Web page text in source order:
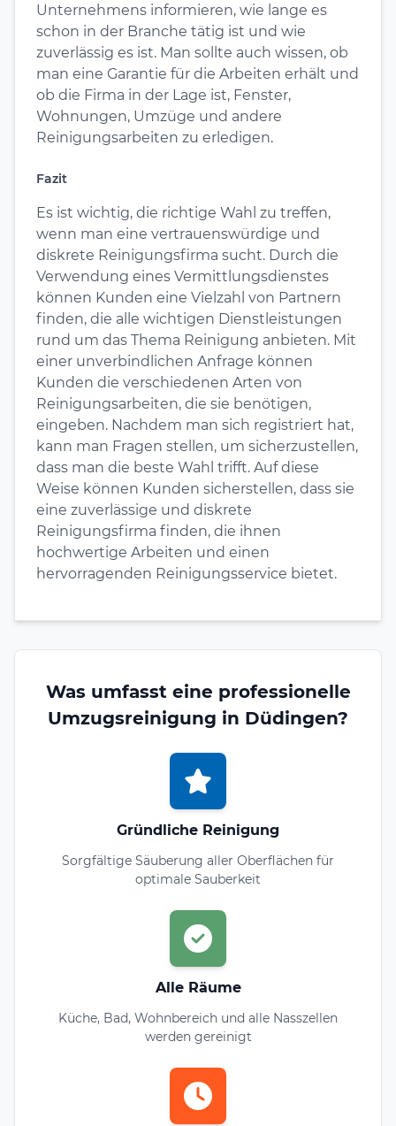
Unternehmens informieren, wie lange es
schon in der Branche tätig ist und wie
zuverlässig es ist. Man sollte auch wissen, ob
man eine Garantie für die Arbeiten erhält und
ob die Firma in der Lage ist, Fenster,
Wohnungen, Umzüge und andere
Reinigungsarbeiten zu erledigen.
Fazit
Es ist wichtig, die richtige Wahl zu treffen,
wenn man eine vertrauenswürdige und
diskrete Reinigungsfirma sucht. Durch die
Verwendung eines Vermittlungsdienstes
können Kunden eine Vielzahl von Partnern
finden, die alle wichtigen Dienstleistungen
rund um das Thema Reinigung anbieten. Mit
einer unverbindlichen Anfrage können
Kunden die verschiedenen Arten von
Reinigungsarbeiten, die sie benötigen,
eingeben. Nachdem man sich registriert hat,
kann man Fragen stellen, um sicherzustellen,
dass man die beste Wahl trifft. Auf diese
Weise können Kunden sicherstellen, dass sie
eine zuverlässige und diskrete
Reinigungsfirma finden, die ihnen
hochwertige Arbeiten und einen
hervorragenden Reinigungsservice bietet.
Was umfasst eine professionelle
Umzugsreinigung in Düdingen?
Gründliche Reinigung
Sorgfältige Säuberung aller Oberflächen für
optimale Sauberkeit
Alle Räume
Küche, Bad, Wohnbereich und alle Nasszellen
werden gereinigt